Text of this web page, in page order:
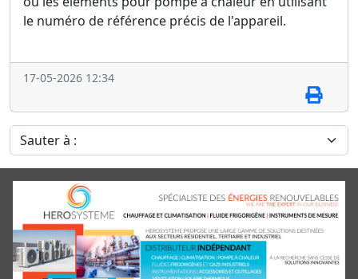
le numéro de référence précis de l'appareil.
17-05-2026 12:34
Sauter à :